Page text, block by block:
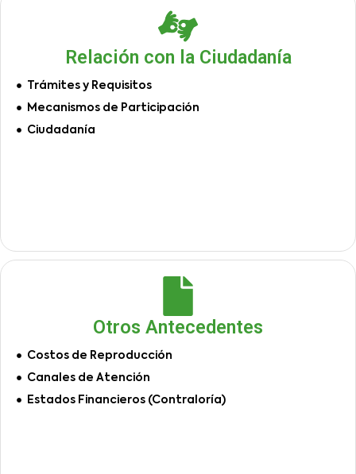
Relación con la Ciudadanía
Trámites y Requisitos
Mecanismos de Participación
Ciudadanía
Otros Antecedentes
Costos de Reproducción
Canales de Atención
Estados Financieros (Contraloría)